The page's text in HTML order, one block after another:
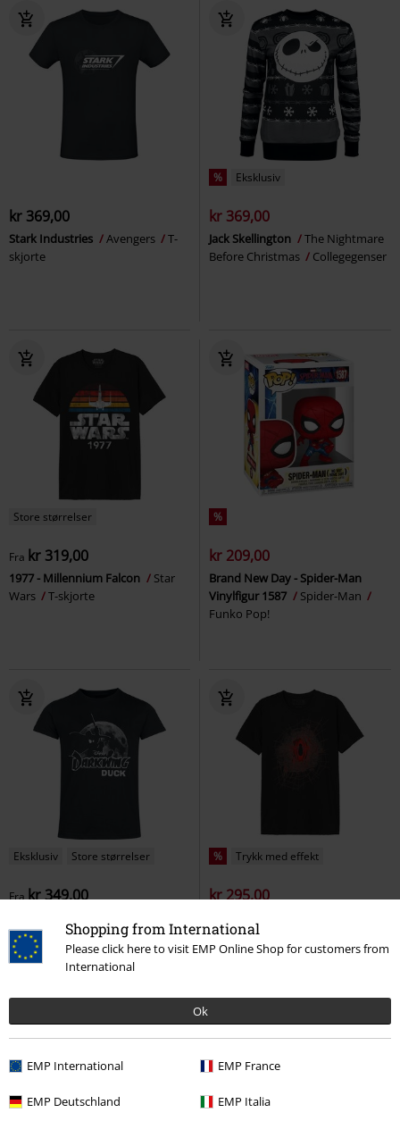
Shopping from International
Please click here to visit EMP Online Shop for customers from
International
Ok
EMP International EMP France
EMP Deutschland EMP Italia
kr 369,00
Stark Industries Avengers
T-
skjorte
% Eksklusiv
kr 369,00
Jack Skellington
The Nightmare
Before Christmas
Collegegenser
Store størrelser
Fra kr 319,00
1977 - Millennium Falcon
Star
Wars
T-skjorte
%
kr 209,00
Brand New Day - Spider-Man
Vinylfigur 1587
Spider-Man
Funko Pop!
Eksklusiv Store størrelser
Frakr 349,00
Darkwing Duck
T-skjorte
% Trykk med effekt
kr 295,00
Man
T-skjorte